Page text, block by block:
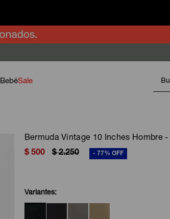
BebéSale
Bermuda Vintage 10 Inches Hombre
$ 500 $ 2.250 77
Variantes: